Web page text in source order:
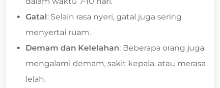
Gatal: Selain rasa nyeri, gatal juga sering
menyertai ruam.
Demam dan Kelelahan: Beberapa orang juga
mengalami demam, sakit kepala, atau merasa
lelah.